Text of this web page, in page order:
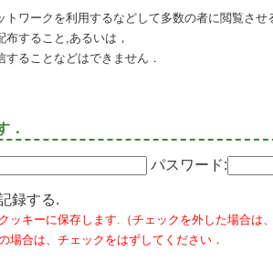
トワークを利用するなどして多数の者に閲覧させ
布すること,あるいは，
することなどはできません．
．
パスワード:
録する.
ッキーに保存します.（チェックを外した場合は
場合は、チェックをはずしてください．